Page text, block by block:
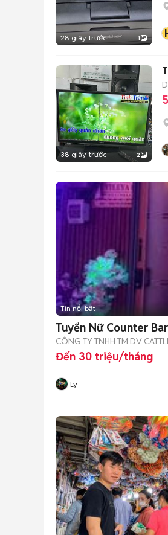
28 giây trước 1
38 giây trước 2
Tin nổi bật
Tuyển Nữ Counter
CÔNG TY TNHH TM DV
Đến 30 triệu/tháng
Ly